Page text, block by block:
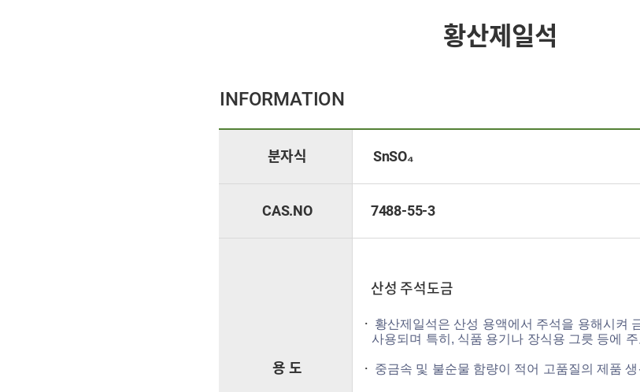
황산제일석
INFORMATION
분자식 SnSO₄
CAS.NO 7488-55-3
용 도
산성 주석도금
· 황산제일석은 산성 용액에서 주석을 용해시켜
사용되며 특히, 식품 용기나 장식용 그릇 등에
· 중금속 및 불순물 함량이 적어 고품질의 제품